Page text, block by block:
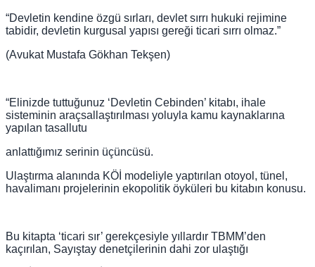
“Devletin kendine özgü sırları, devlet sırrı hukuki rejimine
tabidir, devletin kurgusal yapısı gereği ticari sırrı olmaz.”
(Avukat Mustafa Gökhan Tekşen)
“Elinizde tuttuğunuz ‘Devletin Cebinden’ kitabı, ihale
sisteminin araçsallaştırılması yoluyla kamu kaynaklarına
yapılan tasallutu
anlattığımız serinin üçüncüsü.
Ulaştırma alanında KÖİ modeliyle yaptırılan otoyol, tünel,
havalimanı projelerinin ekopolitik öyküleri bu kitabın konusu.
Bu kitapta ‘ticari sır’ gerekçesiyle yıllardır TBMM’den
kaçırılan, Sayıştay denetçilerinin dahi zor ulaştığı